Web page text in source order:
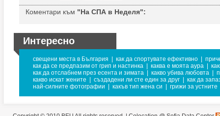
Коментари към "На СПА в Неделя":
Интересно
свещени места в България как да спортувате ефективно
как да се предпазим от грип и настинка
каква е моята аура
как да отслабнем през есента и зимата
какво убива любовта
какво искат жените
създадени ли сте един за друг
как да
най-силните фотографии
какъв тип жена си грижи за устните